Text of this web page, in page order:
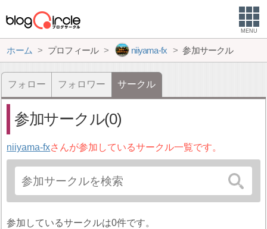
MENU
ホーム プロフィール niiyama-fx 参加サークル
フォロー フォロワー サークル
参加サークル(0)
niiyama-fxさんが参加しているサークル一覧です。
参加しているサークルは0件です。